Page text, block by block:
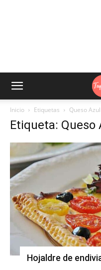
Inicio Etiquetas Queso Azul
Etiqueta: Queso
Hojaldre de